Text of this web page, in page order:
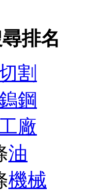
排名
割
鋼
廠
油
機械